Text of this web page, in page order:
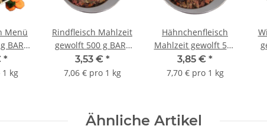
Menü
BARF
*
kg
Rindfleisch Mahlzeit
gewolft 500 g BARF
Frostfutter
3,53 € *
7,06 € pro 1 kg
Hähnchenfleisch
Mahlzeit gewolft 500
g BARF Frostfutter
3,85 € *
7,70 € pro 1 kg
Ähnliche Artikel